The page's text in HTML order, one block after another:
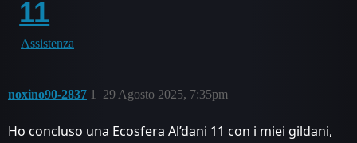
11
Assistenza
noxino90-2837 29 Agosto 2025, 7:35pm
1
Ho concluso una Ecosfera Al’dani 11 con i miei gildani,